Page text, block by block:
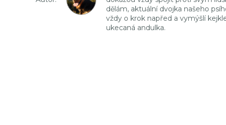
dělám, aktuální dvojka našeho
vždy o krok napřed a vymýšlí
ukecaná andulka.